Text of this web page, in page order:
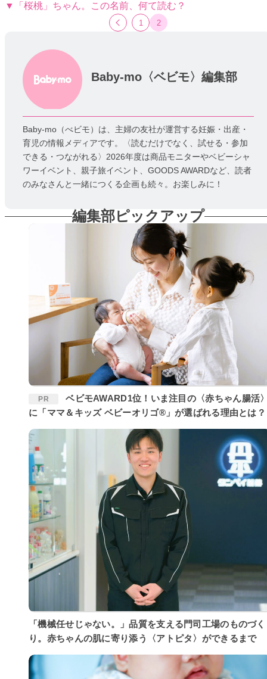
▼「桜桃」ちゃん。この名前、何て読む？
1 2
Baby-mo〈ベビモ〉編集部
Baby-mo（べビモ）は、主婦の友社が運営する妊娠・出産・
育児の情報メディアです。〈読むだけでなく、試せる・参加
できる・つながれる〉2026年度は商品モニターやベビーシャ
ワーイベント、親子旅イベント、GOODS AWARDなど、読者
のみなさんと一緒につくる企画も続々。お楽しみに！
編集部ピックアップ
PR
ベビモAWARD1位！いま注目の〈赤ちゃん腸活〉
に「ママ＆キッズ ベビーオリゴ®」が選ばれる理由とは？
「機械任せじゃない。」品質を支える門司工場のものづく
り。赤ちゃんの肌に寄り添う〈アトピタ〉ができるまで